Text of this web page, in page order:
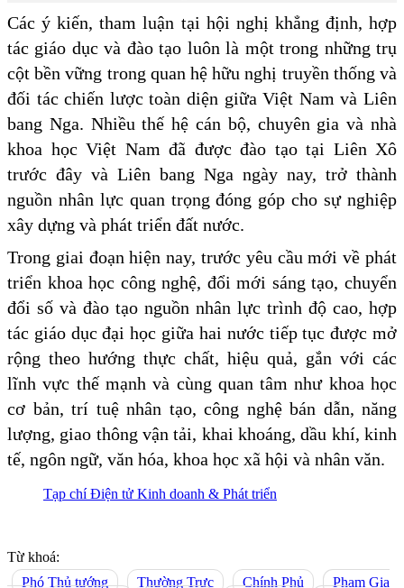
Các ý kiến, tham luận tại hội nghị khẳng định, hợp
tác giáo dục và đào tạo luôn là một trong những trụ
cột bền vững trong quan hệ hữu nghị truyền thống và
đối tác chiến lược toàn diện giữa Việt Nam và Liên
bang Nga. Nhiều thế hệ cán bộ, chuyên gia và nhà
khoa học Việt Nam đã được đào tạo tại Liên Xô
trước đây và Liên bang Nga ngày nay, trở thành
nguồn nhân lực quan trọng đóng góp cho sự nghiệp
xây dựng và phát triển đất nước.
Trong giai đoạn hiện nay, trước yêu cầu mới về phát
triển khoa học công nghệ, đổi mới sáng tạo, chuyển
đổi số và đào tạo nguồn nhân lực trình độ cao, hợp
tác giáo dục đại học giữa hai nước tiếp tục được mở
rộng theo hướng thực chất, hiệu quả, gắn với các
lĩnh vực thế mạnh và cùng quan tâm như khoa học
cơ bản, trí tuệ nhân tạo, công nghệ bán dẫn, năng
lượng, giao thông vận tải, khai khoáng, dầu khí, kinh
tế, ngôn ngữ, văn hóa, khoa học xã hội và nhân văn.
Tạp chí Điện tử Kinh doanh & Phát triển
Từ khoá:
Phó Thủ tướng
Thường Trực Chính Phủ
Phạm Gia